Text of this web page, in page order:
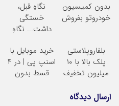
بدون کمیسیون
خودروتو بفروش
نگاهِ قبل،
خستگی
داشت... نگاهِ
بلفا با 25%
تخفیف
بلفاروپلاستی
پلک بالا با ۱۰
میلیون تخفیف
خرید موبایل با
اسنپ پی | در ۴
قسط بدون
ارسال دیدگاه